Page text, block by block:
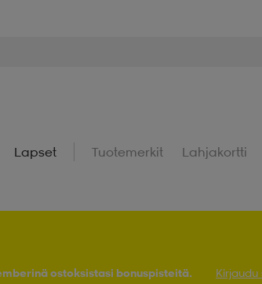
Lapset Tuotemerkit Lahjakortti
ostoksistasi bonuspisteitä. Kirjaudu